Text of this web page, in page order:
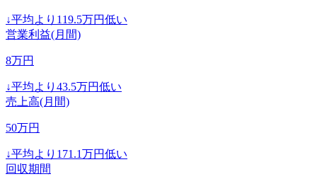
↓平均より 119.5万円低い
営業利益(月間)
8万円
↓平均より 43.5万円低い
売上高(月間)
50万円
↓平均より 171.1万円低い
回収期間